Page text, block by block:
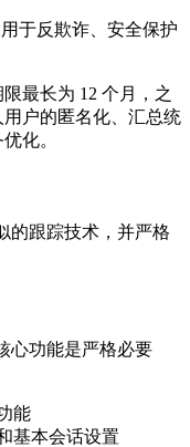
于反欺诈、安全保护
最长为 12 个月，之
户的匿名化、汇总统
化。
的跟踪技术，并严格
心功能是严格必要
能
基本会话设置